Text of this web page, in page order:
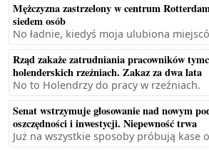
Mężczyzna zastrzelony w centrum
siedem osób
No ładnie, kiedyś moja ulubiona
Rząd zakaże zatrudniania pracowników
holenderskich rzeźniach. Zakaz za dwa lata
No to Holendrzy do pracy w rzeźniach.
Senat wstrzymuje głosowanie nad nowym
oszczędności i inwestycji. Niepewność trwa
Już na wszystkie sposoby próbują kase